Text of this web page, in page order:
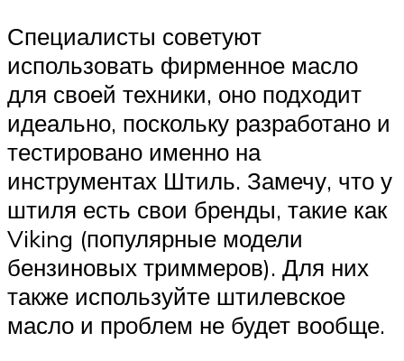
Специалисты советуют
использовать фирменное масло
для своей техники, оно подходит
идеально, поскольку разработано и
тестировано именно на
инструментах Штиль. Замечу, что у
штиля есть свои бренды, такие как
Viking (популярные модели
бензиновых триммеров). Для них
также используйте штилевское
масло и проблем не будет вообще.